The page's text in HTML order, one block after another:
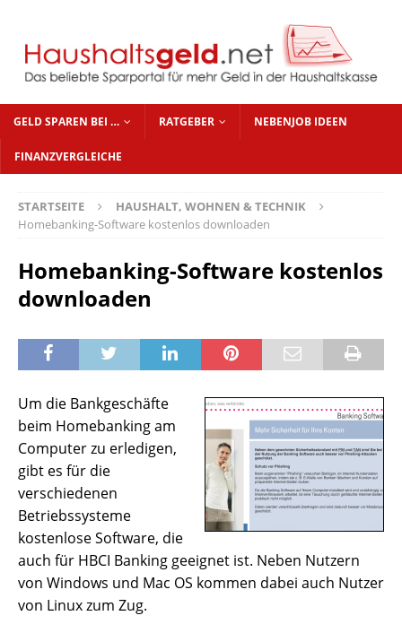
GELD SPAREN BEI … RATGEBER NEBENJOB IDEEN
FINANZVERGLEICHE
STARTSEITE
HAUSHALT, WOHNEN & TECHNIK
Homebanking-Software kostenlos downloaden
Homebanking-Software kostenlos
downloaden
Um die Bankgeschäfte
beim Homebanking am
Computer zu erledigen,
gibt es für die
verschiedenen
Betriebssysteme
kostenlose Software, die
auch für HBCI Banking geeignet ist. Neben Nutzern
von Windows und Mac OS kommen dabei auch Nutzer
von Linux zum Zug.